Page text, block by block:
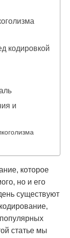
кодировкой
и
которое
но и его
существуют
статье мы